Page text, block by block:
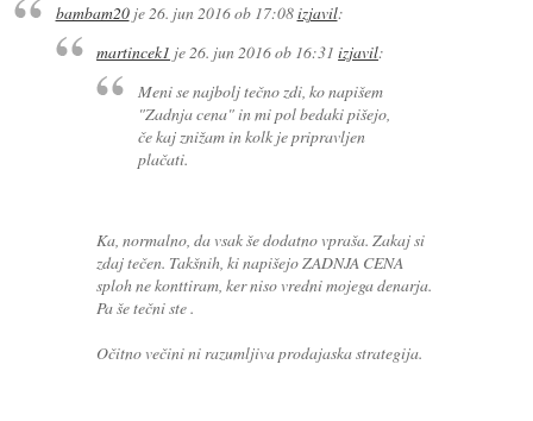
bambam20je26. jun 2016 ob 17:08izjavil:
martincek1 je26. jun 2016 ob 16:31 izjavil:
Meni se najbolj tečno zdi, ko napišem
"Zadnja cena" in mi pol bedaki pišejo,
če kaj znižam in kolk je pripravljen
plačati.
Ka, normalno, da vsak še dodatno vpraša. Zakaj si
zdaj tečen. Takšnih, ki napišejo ZADNJA CENA
sploh ne konttiram, ker niso vredni mojega denarja.
Pa še tečni ste .
Očitno večini ni razumljiva prodajaska strategija.